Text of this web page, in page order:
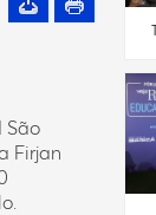
São
Firjan